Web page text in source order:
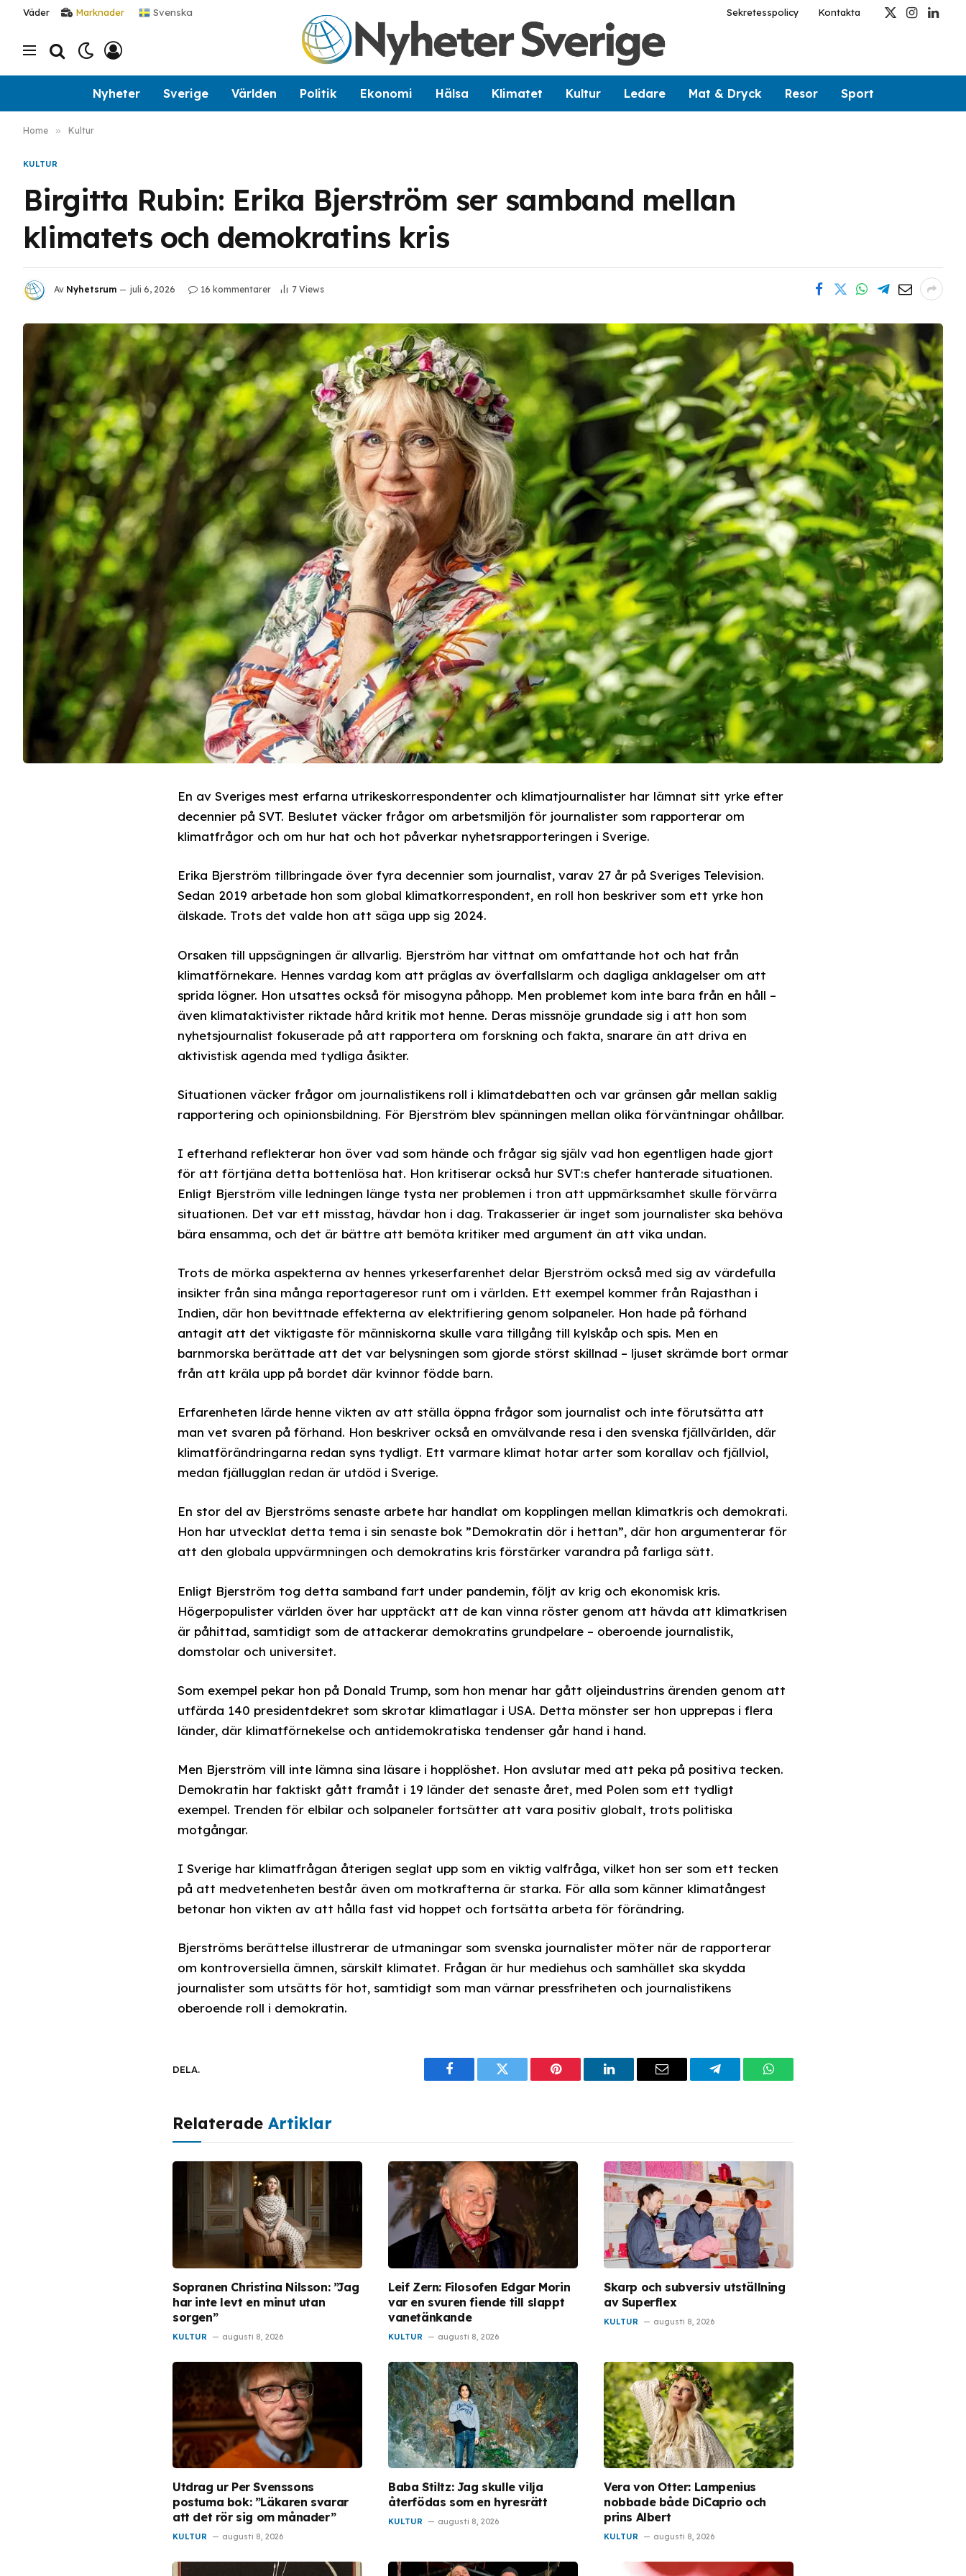
Väder Marknader Svenska Sekretesspolicy Kontakta
X
Instagram
Nyheter Sverige Världen Politik Ekonomi Hälsa Klimatet Kultur Ledare Mat & Dryck Resor Sport
Home » Kultur
KULTUR
Birgitta Rubin: Erika Bjerström ser samband mellan
klimatets och demokratins kris
Av Nyhetsrum juli 6, 2026 16 kommentarer 7 Views
En av Sveriges mest erfarna utrikeskorrespondenter och klimatjournalister har lämnat sitt yrke efter
decennier på SVT. Beslutet väcker frågor om arbetsmiljön för journalister som rapporterar om
klimatfrågor och om hur hat och hot påverkar nyhetsrapporteringen i Sverige.
Erika Bjerström tillbringade över fyra decennier som journalist, varav 27 år på Sveriges Television.
Sedan 2019 arbetade hon som global klimatkorrespondent, en roll hon beskriver som ett yrke hon
älskade. Trots det valde hon att säga upp sig 2024.
Orsaken till uppsägningen är allvarlig. Bjerström har vittnat om omfattande hot och hat från
klimatförnekare. Hennes vardag kom att präglas av överfallslarm och dagliga anklagelser om att
sprida lögner. Hon utsattes också för misogyna påhopp. Men problemet kom inte bara från en håll –
även klimataktivister riktade hård kritik mot henne. Deras missnöje grundade sig i att hon som
nyhetsjournalist fokuserade på att rapportera om forskning och fakta, snarare än att driva en
aktivistisk agenda med tydliga åsikter.
Situationen väcker frågor om journalistikens roll i klimatdebatten och var gränsen går mellan saklig
rapportering och opinionsbildning. För Bjerström blev spänningen mellan olika förväntningar ohållbar.
I efterhand reflekterar hon över vad som hände och frågar sig själv vad hon egentligen hade gjort
för att förtjäna detta bottenlösa hat. Hon kritiserar också hur SVT:s chefer hanterade situationen.
Enligt Bjerström ville ledningen länge tysta ner problemen i tron att uppmärksamhet skulle förvärra
situationen. Det var ett misstag, hävdar hon i dag. Trakasserier är inget som journalister ska behöva
bära ensamma, och det är bättre att bemöta kritiker med argument än att vika undan.
Trots de mörka aspekterna av hennes yrkeserfarenhet delar Bjerström också med sig av värdefulla
insikter från sina många reportageresor runt om i världen. Ett exempel kommer från Rajasthan i
Indien, där hon bevittnade effekterna av elektrifiering genom solpaneler. Hon hade på förhand
antagit att det viktigaste för människorna skulle vara tillgång till kylskåp och spis. Men en
barnmorska berättade att det var belysningen som gjorde störst skillnad – ljuset skrämde bort ormar
från att kräla upp på bordet där kvinnor födde barn.
Erfarenheten lärde henne vikten av att ställa öppna frågor som journalist och inte förutsätta att
man vet svaren på förhand. Hon beskriver också en omvälvande resa i den svenska fjällvärlden, där
klimatförändringarna redan syns tydligt. Ett varmare klimat hotar arter som korallav och fjällviol,
medan fjällugglan redan är utdöd i Sverige.
En stor del av Bjerströms senaste arbete har handlat om kopplingen mellan klimatkris och demokrati.
Hon har utvecklat detta tema i sin senaste bok ”Demokratin dör i hettan”, där hon argumenterar för
att den globala uppvärmningen och demokratins kris förstärker varandra på farliga sätt.
Enligt Bjerström tog detta samband fart under pandemin, följt av krig och ekonomisk kris.
Högerpopulister världen över har upptäckt att de kan vinna röster genom att hävda att klimatkrisen
är påhittad, samtidigt som de attackerar demokratins grundpelare – oberoende journalistik,
domstolar och universitet.
Som exempel pekar hon på Donald Trump, som hon menar har gått oljeindustrins ärenden genom att
utfärda 140 presidentdekret som skrotar klimatlagar i USA. Detta mönster ser hon upprepas i flera
länder, där klimatförnekelse och antidemokratiska tendenser går hand i hand.
Men Bjerström vill inte lämna sina läsare i hopplöshet. Hon avslutar med att peka på positiva tecken.
Demokratin har faktiskt gått framåt i 19 länder det senaste året, med Polen som ett tydligt
exempel. Trenden för elbilar och solpaneler fortsätter att vara positiv globalt, trots politiska
motgångar.
I Sverige har klimatfrågan återigen seglat upp som en viktig valfråga, vilket hon ser som ett tecken
på att medvetenheten består även om motkrafterna är starka. För alla som känner klimatångest
betonar hon vikten av att hålla fast vid hoppet och fortsätta arbeta för förändring.
Bjerströms berättelse illustrerar de utmaningar som svenska journalister möter när de rapporterar
om kontroversiella ämnen, särskilt klimatet. Frågan är hur mediehus och samhället ska skydda
journalister som utsätts för hot, samtidigt som man värnar pressfriheten och journalistikens
oberoende roll i demokratin.
DELA.
FacebookTwitter PinterestLinkedInEmail TelegramWhatsApp
Relaterade Artiklar
Sopranen Christina Nilsson: ”Jag
har inte levt en minut utan
sorgen”
KULTUR augusti 8, 2026
Leif Zern: Filosofen Edgar Morin
var en svuren fiende till slappt
vanetänkande
KULTUR augusti 8, 2026
Skarp och subversiv utställning
av Superflex
KULTUR augusti 8, 2026
Utdrag ur Per Svenssons
postuma bok: ”Läkaren svarar
att det rör sig om månader”
KULTUR augusti 8, 2026
Baba Stiltz: Jag skulle vilja
återfödas som en hyresrätt
KULTUR augusti 8, 2026
Vera von Otter: Lampenius
nobbade både DiCaprio och
prins Albert
KULTUR augusti 8, 2026